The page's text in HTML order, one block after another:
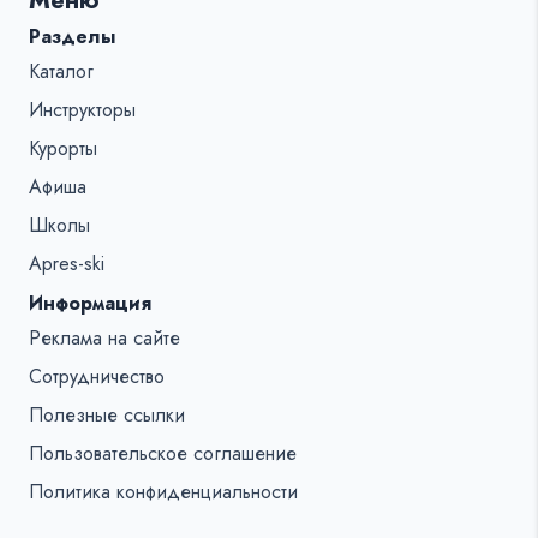
Разделы
Каталог
Инструкторы
Курорты
Афиша
Школы
Apres-ski
Информация
Реклама на сайте
Сотрудничество
Полезные ссылки
Пользовательское соглашение
Политика конфиденциальности